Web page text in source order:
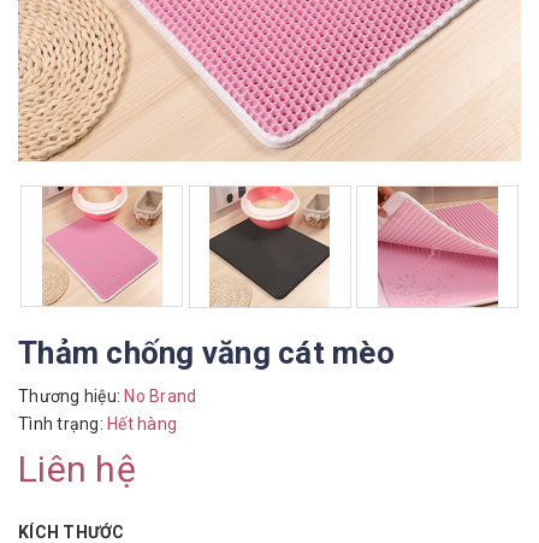
Thảm chống văng cát mèo
Thương hiệu: No Brand
Tình trạng: Hết hàng
Liên hệ
KÍCH THƯỚC